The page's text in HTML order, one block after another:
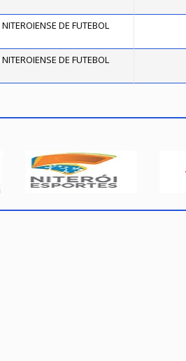
DE FUTEBOL
DE FUTEBOL